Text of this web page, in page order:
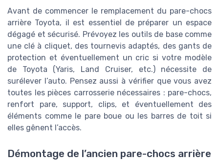
Avant de commencer le remplacement du pare-chocs
arrière Toyota, il est essentiel de préparer un espace
dégagé et sécurisé. Prévoyez les outils de base comme
une clé à cliquet, des tournevis adaptés, des gants de
protection et éventuellement un cric si votre modèle
de Toyota (Yaris, Land Cruiser, etc.) nécessite de
surélever l’auto. Pensez aussi à vérifier que vous avez
toutes les pièces carrosserie nécessaires : pare-chocs,
renfort pare, support, clips, et éventuellement des
éléments comme le pare boue ou les barres de toit si
elles gênent l’accès.
Démontage de l’ancien pare-chocs arrière